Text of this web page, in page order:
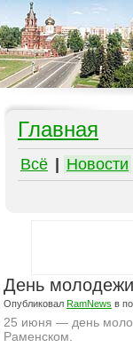
Главная
Всё Новости
День молодежи
Опубликовал RamNews в
25 июня — день
Раменском.